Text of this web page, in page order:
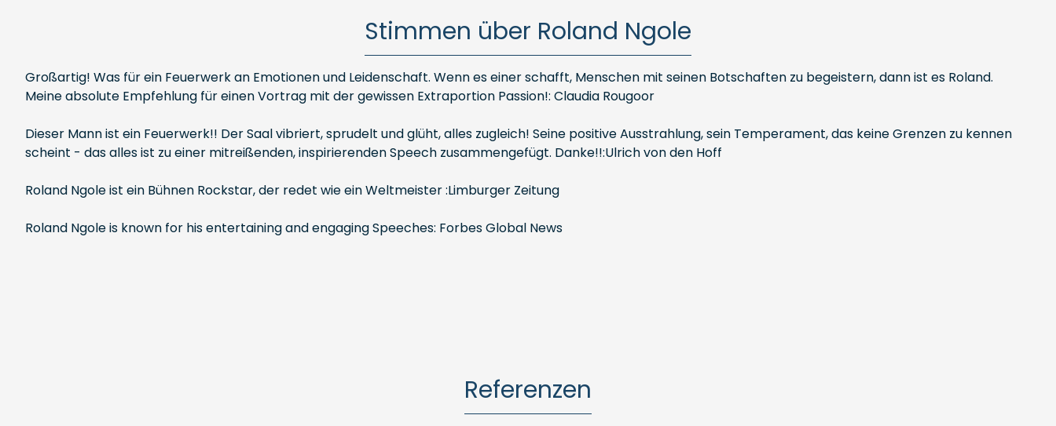
Stimmen über Roland Ngole
Großartig! Was für ein Feuerwerk an Emotionen und Leidenschaft. Wenn es einer schafft, Menschen mit seinen Botschaften zu begeistern, dann ist es Roland.
Meine absolute Empfehlung für einen Vortrag mit der gewissen Extraportion Passion!: Claudia Rougoor
Dieser Mann ist ein Feuerwerk!! Der Saal vibriert, sprudelt und glüht, alles zugleich! Seine positive Ausstrahlung, sein Temperament, das keine Grenzen zu kennen
scheint - das alles ist zu einer mitreißenden, inspirierenden Speech zusammengefügt. Danke!!:Ulrich von den Hoff
Roland Ngole ist ein Bühnen Rockstar, der redet wie ein Weltmeister :Limburger Zeitung
Roland Ngole is known for his entertaining and engaging Speeches: Forbes Global News
Referenzen